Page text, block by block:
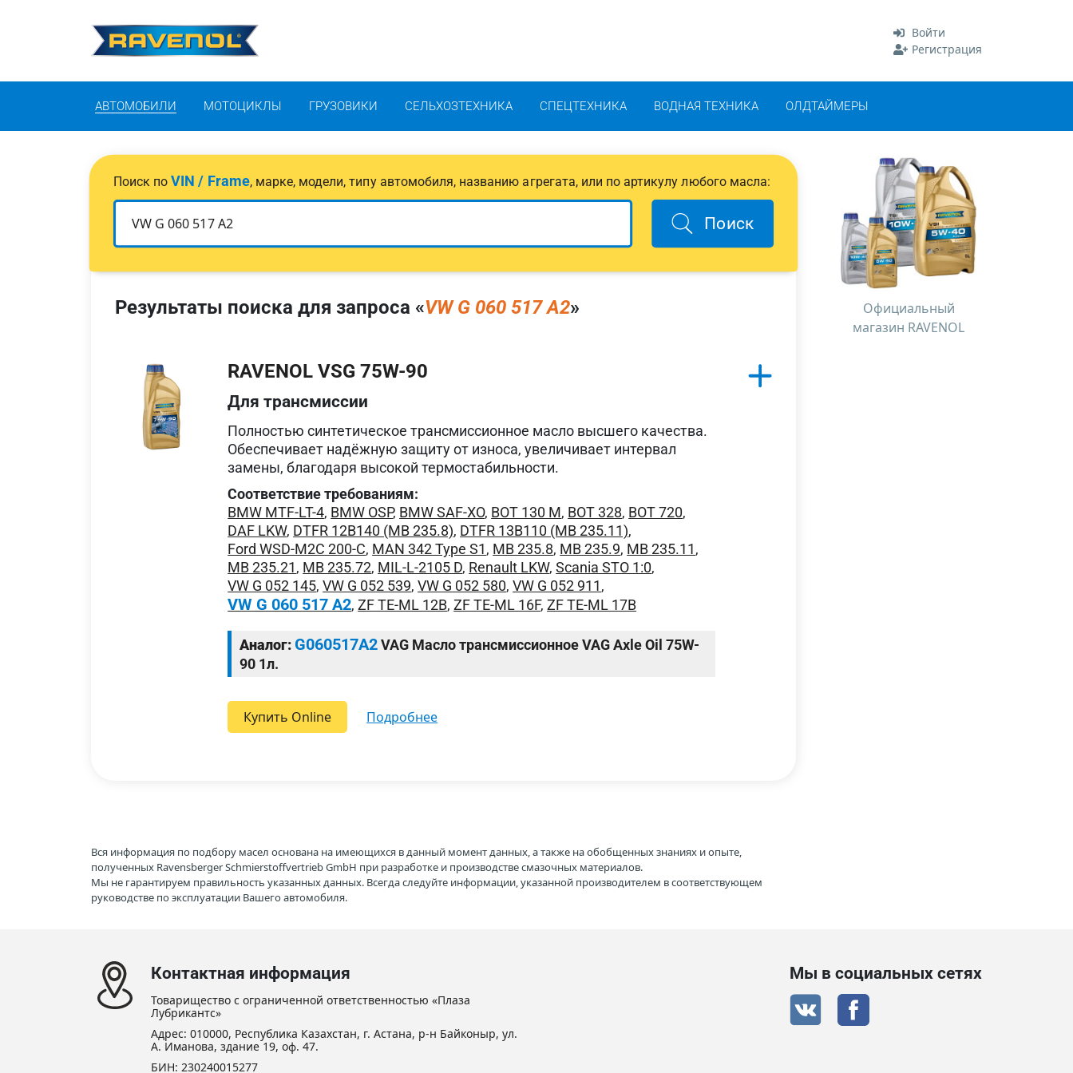
Войти
Регистрация
АВТОМОБИЛИ МОТОЦИКЛЫ ГРУЗОВИКИ СЕЛЬХОЗТЕХНИКА СПЕЦТЕХНИКА ВОДНАЯ ТЕХНИКА ОЛДТАЙМЕРЫ
Поиск поVIN / Frame, марке, модели, типу автомобиля, названию агрегата, или по артикулу любого масла:
Поиск
Результаты поиска для запроса «VW G 060 517 A2»
RAVENOL VSG 75W-90
Для трансмиссии
Полностью синтетическое трансмиссионное масло высшего качества.
Обеспечивает надёжную защиту от износа, увеличивает интервал
замены, благодаря высокой термостабильности.
Соответствие требованиям:
BMW MTF-LT-4, BMW OSP, BMW SAF-XO, BOT 130 M, BOT 328, BOT 720,
DAF LKW, DTFR 12B140 (MB 235.8), DTFR 13B110 (MB 235.11),
Ford WSD-M2C 200-C, MAN 342 Type S1, MB 235.8, MB 235.9, MB 235.11,
MB 235.21, MB 235.72, MIL-L-2105 D, Renault LKW,Scania STO 1:0,
VW G 052 145,VW G 052 539,VW G 052 580,VW G 052 911,
VW G 060 517 A2,ZF TE-ML 12B,ZF TE-ML 16F,ZF TE-ML 17B
Аналог: G060517A2VAG Масло трансмиссионное VAG Axle Oil 75W-
90 1л.
Купить Online подробнее
Официальный
магазин RAVENOL
Вся информация по подбору масел основана на имеющихся в данный момент данных, а также на обобщенных знаниях и опыте,
полученных Ravensberger Schmierstoffvertrieb GmbH при разработке и производстве смазочных материалов.
Мы не гарантируем правильность указанных данных. Всегда следуйте информации, указанной производителем в соответствующем
руководстве по эксплуатации Вашего автомобиля.
Контактная информация
Товарищество с ограниченной ответственностью «Плаза
Лубрикантс»
Адрес: 010000, Республика Казахстан, г. Астана, р-н Байконыр, ул.
А. Иманова, здание 19, оф. 47.
БИН: 230240015277
Мы в социальных сетях